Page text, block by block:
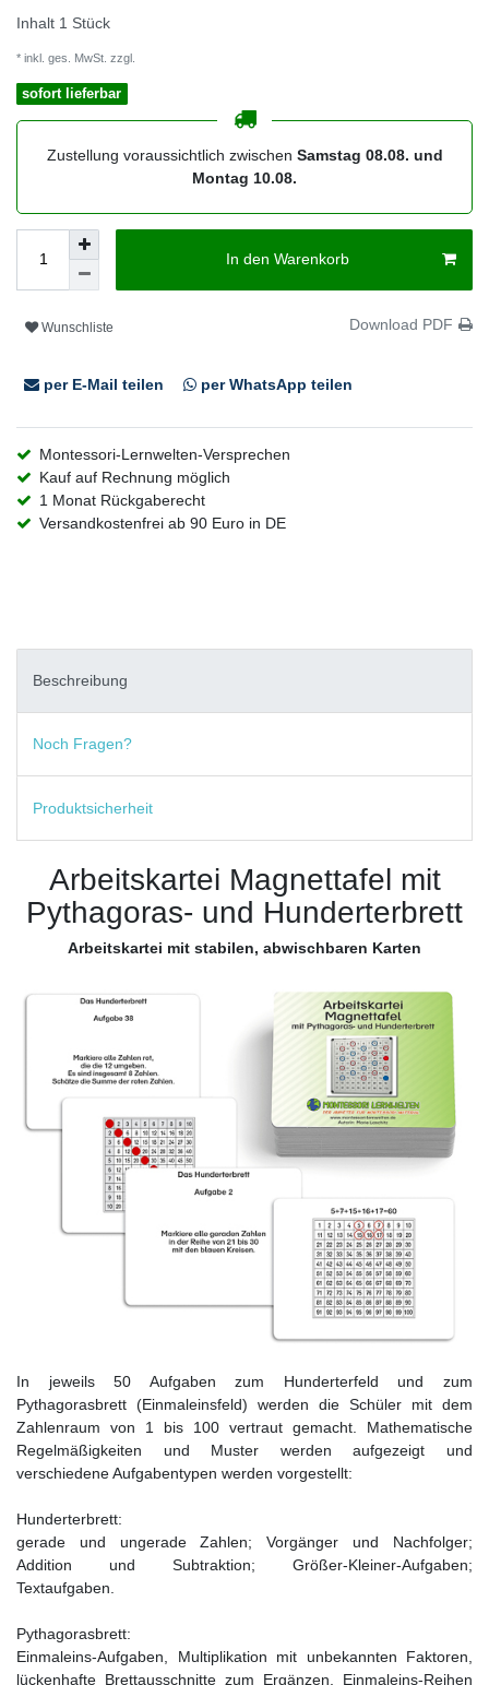
Inhalt 1 Stück
* inkl. ges. MwSt. zzgl.
sofort lieferbar
Zustellung voraussichtlich zwischen Samstag 08.08. und
Montag 10.08.
In den Warenkorb
Wunschliste Download PDF
per E-Mail teilen per WhatsApp teilen
Montessori-Lernwelten-Versprechen
Kauf auf Rechnung möglich
1 Monat Rückgaberecht
Versandkostenfrei ab 90 Euro in DE
Beschreibung
Noch Fragen?
Produktsicherheit
Arbeitskartei Magnettafel mit
Pythagoras- und Hunderterbrett
Arbeitskartei mit stabilen, abwischbaren Karten
In jeweils 50 Aufgaben zum Hunderterfeld und zum
Pythagorasbrett (Einmaleinsfeld) werden die Schüler mit dem
Zahlenraum von 1 bis 100 vertraut gemacht. Mathematische
Regelmäßigkeiten und Muster werden aufgezeigt und
verschiedene Aufgabentypen werden vorgestellt:
Hunderterbrett:
gerade und ungerade Zahlen; Vorgänger und Nachfolger;
Addition und Subtraktion; Größer-Kleiner-Aufgaben;
Textaufgaben.
Pythagorasbrett:
Einmaleins-Aufgaben, Multiplikation mit unbekannten Faktoren,
lückenhafte Brettausschnitte zum Ergänzen, Einmaleins-Reihen